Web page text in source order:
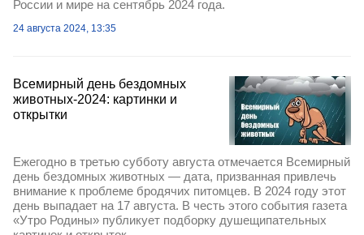
России и мире на сентябрь 2024 года.
24 августа 2024, 13:35
Всемирный день бездомных
животных-2024: картинки и
открытки
Ежегодно в третью субботу августа отмечается Всемирный
день бездомных животных — дата, призванная привлечь
внимание к проблеме бродячих питомцев. В 2024 году этот
день выпадает на 17 августа. В честь этого события газета
«Утро Родины» публикует подборку душещипательных